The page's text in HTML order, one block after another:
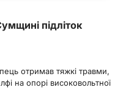
підліток
отримав тяжкі травми,
на опорі високовольтної